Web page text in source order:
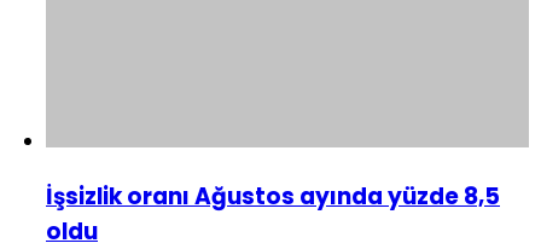
İşsizlik oranı Ağustos ayında yüzde 8,5
oldu